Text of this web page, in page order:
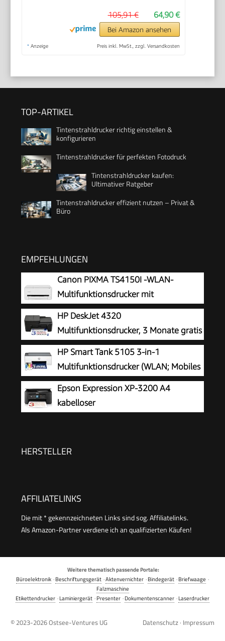
64,90 €
105,91 €
Bei Amazon ansehen
* Anzeige Preis inkl. MwSt., zzgl. Versandkosten
TOP-ARTIKEL
Tintenstrahldrucker richtig einstellen &
konfigurieren
Tintenstrahldrucker für perfekten Fotodruck
Tintenstrahldrucker kaufen:
Ultimativer Ratgeber
Tintenstrahldrucker effizient nutzen – Privat &
Büro
EMPFEHLUNGEN
Canon PIXMA TS4150I -WLAN-
Multifunktionsdrucker mit
Papierkassette und Frontbedienung &
Duplexdruck | Kabelloses Drucken vom
Smartphone leicht gemacht PIXMA Print Plan
kompatibel
HP DeskJet 4320
Multifunktionsdrucker, 3 Monate gratis
drucken Instant Ink inklusive, Drucker,
Kopierer, Scanner, WLAN, Automatischer
Vorlageneinzug, Tinte: 308/308e
HP Smart Tank 5105 3-in-1
Multifunktionsdrucker (WLAN; Mobiles
Drucken) – 3 Jahre Tinte inklusive, 3
Jahre Garantie, großer Tintentank, hohe
Reichweite, Drucken in hoher Qualität
Epson Expression XP-3200 A4
kabelloser
HERSTELLER
AFFILIATELINKS
Die mit * gekennzeichneten Links sind sog. Affiliatelinks.
Als Amazon-Partner verdiene ich an qualifizierten Käufen!
Weitere thematisch passende Portale:
Büroelektronik ·Beschriftungsgerät ·Aktenvernichter ·Bindegerät ·Briefwaage ·
Falzmaschine
Etikettendrucker ·Laminiergerät ·Presenter ·Dokumentenscanner ·Laserdrucker
© 2023-2026Ostsee-Ventures UG Datenschutz · Impressum